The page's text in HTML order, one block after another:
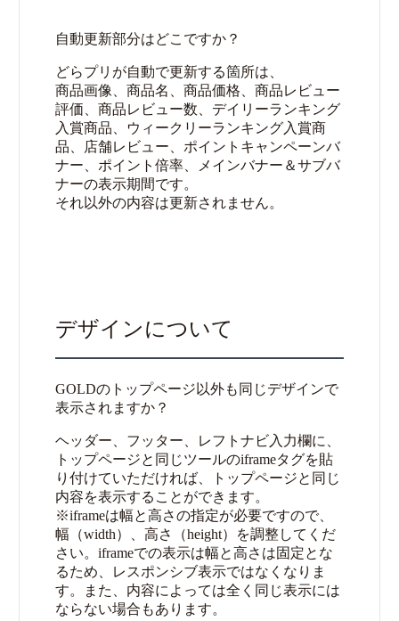
自動更新部分はどこですか？
どらプリが自動で更新する箇所は、
商品画像、商品名、商品価格、商品レビュー
評価、商品レビュー数、デイリーランキング
入賞商品、ウィークリーランキング入賞商
品、店舗レビュー、ポイントキャンペーンバ
ナー、ポイント倍率、メインバナー＆サブバ
ナーの表示期間です。
それ以外の内容は更新されません。
デザインについて
GOLDのトップページ以外も同じデザインで
表示されますか？
ヘッダー、フッター、レフトナビ入力欄に、
トップページと同じツールのiframeタグを貼
り付けていただければ、トップページと同じ
内容を表示することができます。
※iframeは幅と高さの指定が必要ですので、
幅（width）、高さ（height）を調整してくだ
さい。iframeでの表示は幅と高さは固定とな
るため、レスポンシブ表示ではなくなりま
す。また、内容によっては全く同じ表示には
ならない場合もあります。